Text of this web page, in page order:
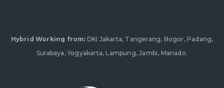
Hybrid Working from: DKI Jakarta, Tangerang, Bogor, Padang,
Surabaya, Yogyakarta, Lampung, Jambi, Manado.